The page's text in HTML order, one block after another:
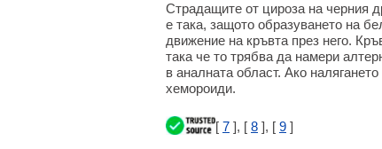
Страдащите от цироза на черния
е така, защото образуването на
движение на кръвта през него.
така че то трябва да намери
в аналната област. Ако
хемороиди.
[ 7 ], [ 8 ], [ 9 ]